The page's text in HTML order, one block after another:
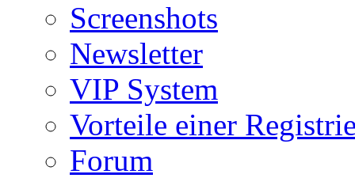
Screenshots
Newsletter
VIP System
Vorteile einer
Forum